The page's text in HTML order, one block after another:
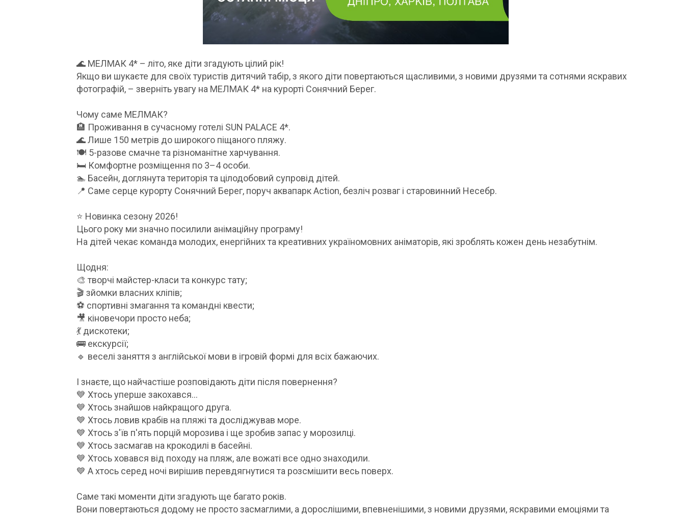
🌊 МЕЛМАК 4* – літо, яке діти згадують цілий рік!
Якщо ви шукаєте для своїх туристів дитячий табір, з якого діти повертаються щасливими, з новими друзями та сотнями яскравих
фотографій, – зверніть увагу на МЕЛМАК 4* на курорті Сонячний Берег.
Чому саме МЕЛМАК?
🏨 Проживання в сучасному готелі SUN PALACE 4*.
🌊 Лише 150 метрів до широкого піщаного пляжу.
🍽 5-разове смачне та різноманітне харчування.
🛏 Комфортне розміщення по 3–4 особи.
🏊 Басейн, доглянута територія та цілодобовий супровід дітей.
📍 Саме серце курорту Сонячний Берег, поруч аквапарк Action, безліч розваг і старовинний Несебр.
⭐ Новинка сезону 2026!
Цього року ми значно посилили анімаційну програму!
На дітей чекає команда молодих, енергійних та креативних україномовних аніматорів, які зроблять кожен день незабутнім.
Щодня:
🎨 творчі майстер-класи та конкурс тату;
🎬 зйомки власних кліпів;
⚽ спортивні змагання та командні квести;
🎥 кіновечори просто неба;
💃 дискотеки;
🚌 екскурсії;
🔹 веселі заняття з англійської мови в ігровій формі для всіх бажаючих.
І знаєте, що найчастіше розповідають діти після повернення?
💙 Хтось уперше закохався...
💙 Хтось знайшов найкращого друга.
💙 Хтось ловив крабів на пляжі та досліджував море.
💙 Хтось з'їв п'ять порцій морозива і ще зробив запас у морозилці.
💙 Хтось засмагав на крокодилі в басейні.
💙 Хтось ховався від походу на пляж, але вожаті все одно знаходили.
💙 А хтось серед ночі вирішив перевдягнутися та розсмішити весь поверх.
Саме такі моменти діти згадують ще багато років.
Вони повертаються додому не просто засмаглими, а дорослішими, впевненішими, з новими друзями, яскравими емоціями та